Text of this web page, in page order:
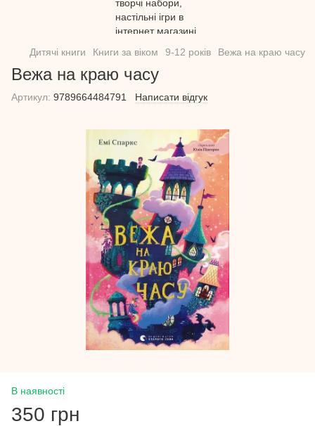
Дитячі книги Книги за віком 9-12 років Вежа на краю часу
Вежа на краю часу
Артикул: 9789664484791 Написати відгук
В наявності
350 грн